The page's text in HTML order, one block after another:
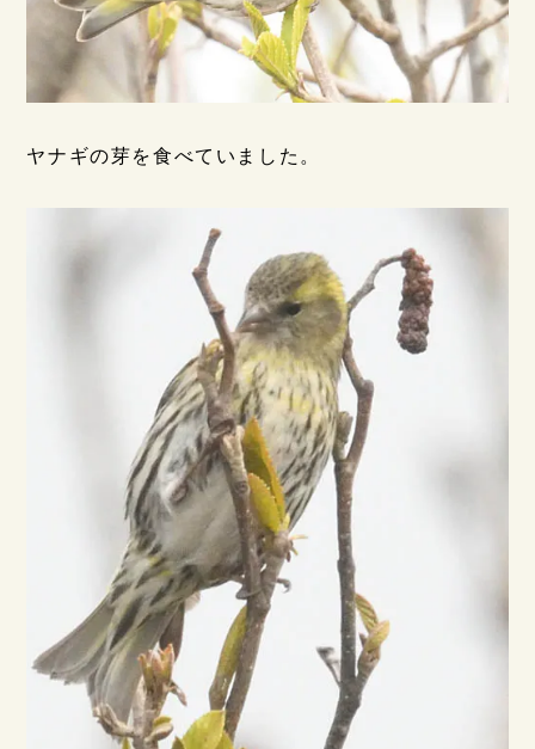
ヤナギの芽を食べていました。